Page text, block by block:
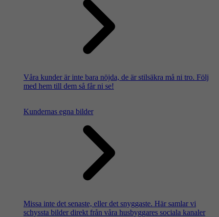
Våra kunder är inte bara nöjda, de är stilsäkra må ni tro. Följ
med hem till dem så får ni se!
Kundernas egna bilder
Missa inte det senaste, eller det snyggaste. Här samlar vi
schyssta bilder direkt från våra husbyggares sociala kanaler